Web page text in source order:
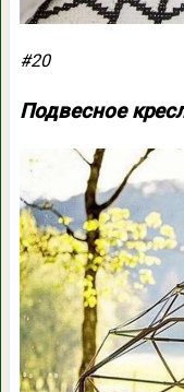
#20
Подвесное